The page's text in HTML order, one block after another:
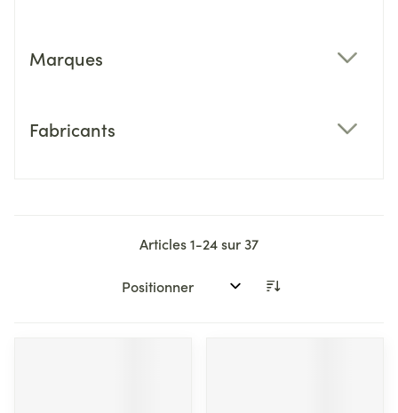
Marques
Fabricants
Articles1-24sur37
Trier par: